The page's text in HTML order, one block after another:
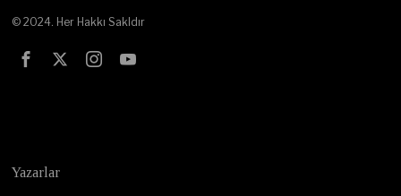
© 2024. Her Hakkı Sakldır
Yazarlar